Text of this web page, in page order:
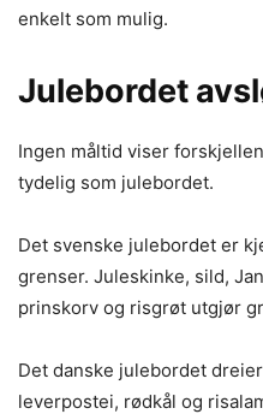
enkelt som mulig.
Julebordet
Ingen måltid viser
tydelig som julebordet.
Det svenske julebordet er
grenser. Juleskinke, sild,
prinskorv og risgrøt utgjør
Det danske julebordet
leverpostei, rødkål og